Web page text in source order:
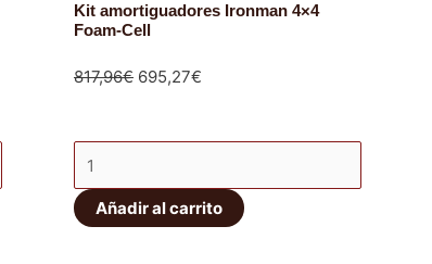
Kit amortiguadores Ironman 4×4
Foam-Cell
817,96€ El
817,96€.
695,27€
695,27€.
Kit
amortiguadores
Ironman
Añadir al carrito